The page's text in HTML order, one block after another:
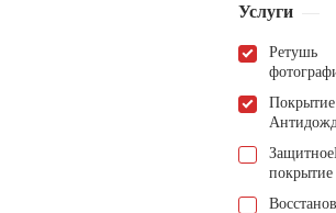
Услуги
Ретушь
Покрытие
Защитное
покрытие